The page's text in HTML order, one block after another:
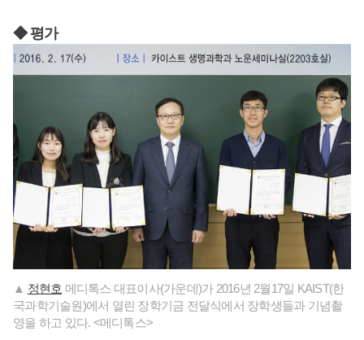
◆ 평가
▲ 정현호 메디톡스 대표이사(가운데)가 2016년 2월17일 KAIST(한
국과학기술원)에서 열린 장학기금 전달식에서 장학생들과 기념촬
영을 하고 있다. <메디톡스>